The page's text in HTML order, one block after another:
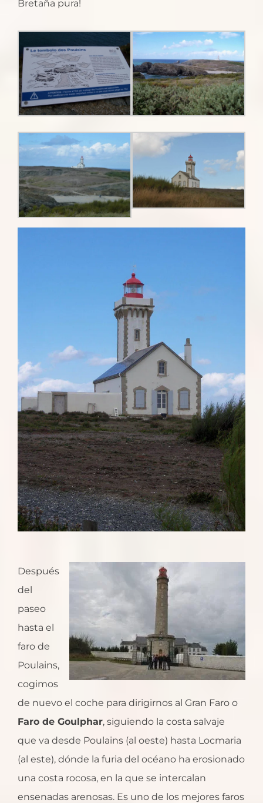
Bretaña pura!
Después
del
paseo
hasta el
faro de
Poulains,
cogimos
de nuevo el coche para dirigirnos al Gran Faro o
Faro de Goulphar, siguiendo la costa salvaje
que va desde Poulains (al oeste) hasta Locmaria
(al este), dónde la furia del océano ha erosionado
una costa rocosa, en la que se intercalan
ensenadas arenosas. Es uno de los mejores faros